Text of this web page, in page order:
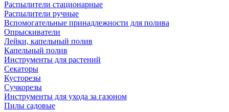
Распылители стационарные
Распылители ручные
Вспомогательные принадлежности для полива
Опрыскиватели
Лейки, капельный полив
Капельный полив
Инструменты для растений
Секаторы
Кусторезы
Сучкорезы
Инструменты для ухода за газоном
Пилы садовые